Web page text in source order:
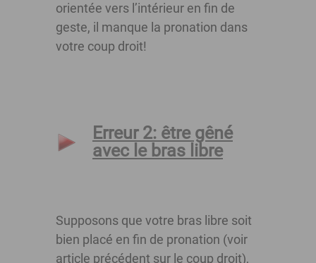
orientée vers l’intérieur en fin de
geste, il manque la pronation dans
votre coup droit!
Erreur 2: être gêné
avec le bras libre
Supposons que votre bras libre soit
bien placé en fin de pronation (voir
article précédent sur le coup droit),